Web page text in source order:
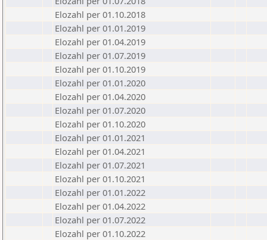
Elozahl per 01.10.2018
Elozahl per 01.01.2019
Elozahl per 01.04.2019
Elozahl per 01.07.2019
Elozahl per 01.10.2019
Elozahl per 01.01.2020
Elozahl per 01.04.2020
Elozahl per 01.07.2020
Elozahl per 01.10.2020
Elozahl per 01.01.2021
Elozahl per 01.04.2021
Elozahl per 01.07.2021
Elozahl per 01.10.2021
Elozahl per 01.01.2022
Elozahl per 01.04.2022
Elozahl per 01.07.2022
Elozahl per 01.10.2022